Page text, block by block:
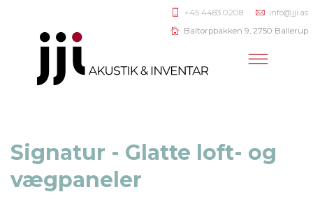
+45 4483 0208
info@jji.as
Baltorpbakken 9, 2750 Ballerup
Signatur - Glatte loft- og
vægpaneler